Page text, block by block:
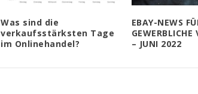
Was sind die
verkaufsstärksten Tage
im Onlinehandel?
EBAY-NEWS
GEWERBLICHE
– JUNI 2022